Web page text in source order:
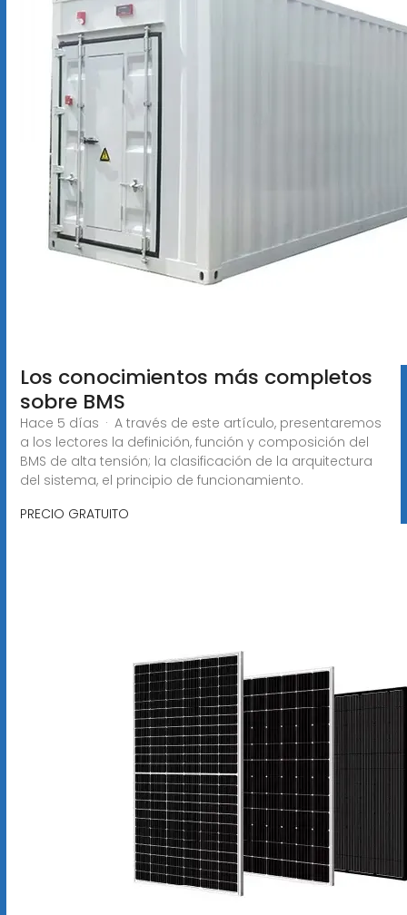
Los conocimientos más completos
sobre BMS
Hace 5 días · A través de este artículo, presentaremos
a los lectores la definición, función y composición del
BMS de alta tensión; la clasificación de la arquitectura
del sistema, el principio de funcionamiento.
PRECIO GRATUITO